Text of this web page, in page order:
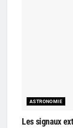
ASTRONOMIE
Les signaux